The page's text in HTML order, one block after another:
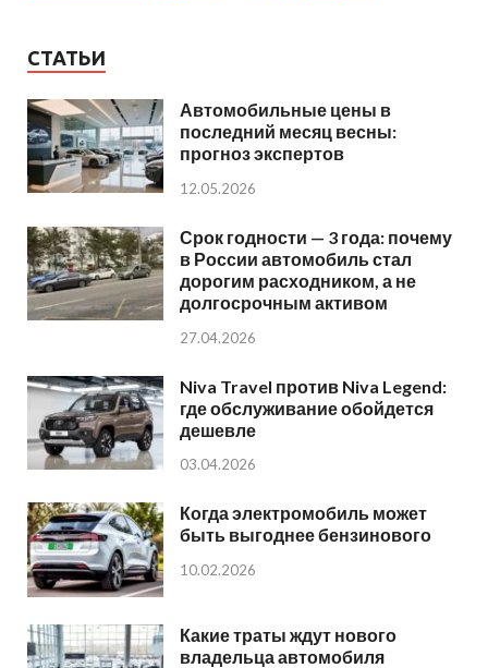
СТАТЬИ
Автомобильные цены в
последний месяц весны:
прогноз экспертов
12.05.2026
Срок годности — 3 года: почему
в России автомобиль стал
дорогим расходником, а не
долгосрочным активом
27.04.2026
Niva Travel против Niva Legend:
где обслуживание обойдется
дешевле
03.04.2026
Когда электромобиль может
быть выгоднее бензинового
10.02.2026
Какие траты ждут нового
владельца автомобиля